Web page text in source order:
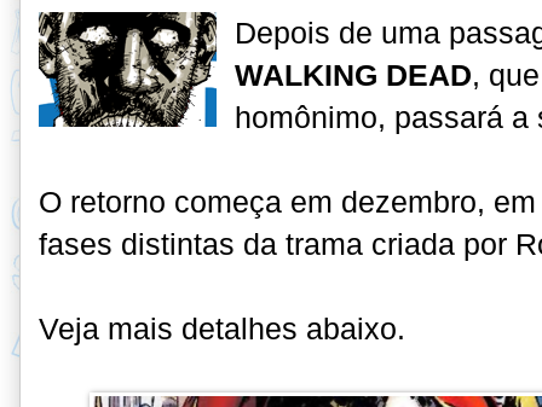
Depois de uma
WALKING DEAD,
homônimo, passará
O retorno começa em dezembro,
fases distintas da trama criada por
Veja mais detalhes abaixo.